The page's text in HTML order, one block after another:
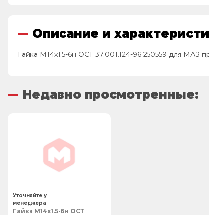
Описание и
Гайка М14х1.5-6н ОСТ 37.001.124-96 250559 для МАЗ
Недавно просмотренные:
Гайка М14х1.5-6н ОСТ
Уточняйте у
менеджера